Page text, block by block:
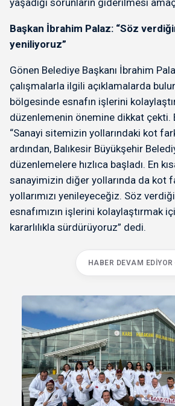
yaşadığı sorunların giderilmesi
Başkan İbrahim Palaz: “Söz
yeniliyoruz”
Gönen Belediye Başkanı İbrahim
çalışmalarla ilgili açıklamalarda
bölgesinde esnafın işlerini
düzenlemenin önemine dikkat çekti.
“Sanayi sitemizin yollarındaki kot
ardından, Balıkesir Büyükşehir
düzenlemelere hızlıca başladı. En
sanayimizin diğer yollarında da kot
yollarımızı yenileyeceğiz. Söz
esnafımızın işlerini kolaylaştırmak
kararlılıkla sürdürüyoruz” dedi.
HABER DEVAM EDIYOR